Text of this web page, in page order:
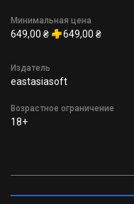
Минимальная цена
649,00 ₴ 649,00 ₴
Издатель
eastasiasoft
Возрастное ограничение
18+